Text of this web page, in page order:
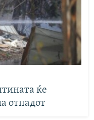
ќе
отпадот